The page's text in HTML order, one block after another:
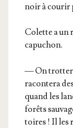
noir à cou­rir
Colette a un
capuchon.
— On
racon­te­ra
quand les
forêts
toires ! Il les